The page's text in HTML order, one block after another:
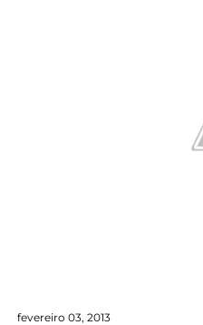
fevereiro 03, 2013